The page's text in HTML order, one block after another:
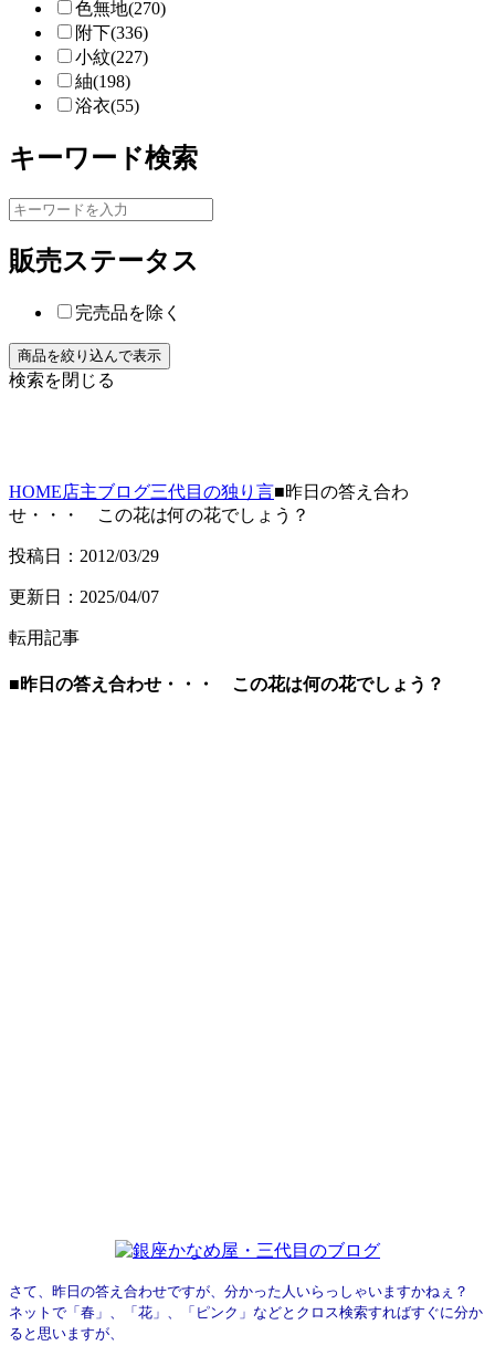
色無地(270)
附下(336)
小紋(227)
紬(198)
浴衣(55)
キーワード検索
販売ステータス
完売品を除く
検索を閉じる
HOME店主ブログ三代目の独り言■昨日の答え合わ
せ・・・ この花は何の花でしょう？
投稿日：2012/03/29
更新日：2025/04/07
転用記事
■昨日の答え合わせ・・・ この花は何の花でしょう？
さて、昨日の答え合わせですが、分かった人いらっしゃいますかねぇ？
ネットで「春」、「花」、「ピンク」などとクロス検索すればすぐに分か
ると思いますが、